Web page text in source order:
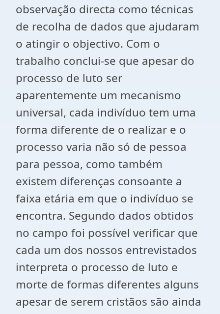
observação directa como técnicas
de recolha de dados que ajudaram
o atingir o objectivo. Com o
trabalho conclui-se que apesar do
processo de luto ser
aparentemente um mecanismo
universal, cada indivíduo tem uma
forma diferente de o realizar e o
processo varia não só de pessoa
para pessoa, como também
existem diferenças consoante a
faixa etária em que o indivíduo se
encontra. Segundo dados obtidos
no campo foi possível verificar que
cada um dos nossos entrevistados
interpreta o processo de luto e
morte de formas diferentes alguns
apesar de serem cristãos são ainda